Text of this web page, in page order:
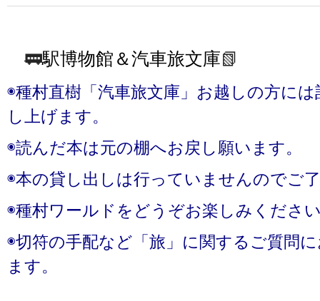
🚃駅博物館＆汽車旅文庫📗
◉種村直樹「汽車旅文庫」お越しの方に
し上げます。
◉読んだ本は元の棚へお戻し願います。
◉本の貸し出しは行っていませんのでご
◉種村ワールドをどうぞお楽しみくださ
◉切符の手配など「旅」に関するご質問
ます。